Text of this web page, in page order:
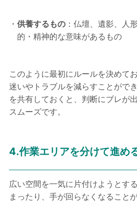
供養するもの：仏壇、遺影、人
的・精神的な意味があるもの
このように最初にルールを決めて
迷いやトラブルを減らすことがで
を共有しておくと、判断にブレが
スムーズです。
4.作業エリアを分けて進め
広い空間を一気に片付けようとす
まったり、手が回らなくなること